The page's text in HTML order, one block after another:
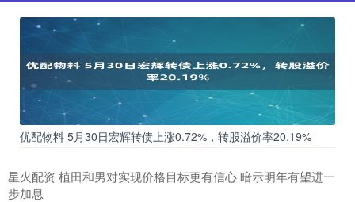
优配物料 5月30日宏辉转债上涨0.72%，转股溢价率20.19%
星火配资 植田和男对实现价格目标更有信心 暗示明年有望进一
步加息